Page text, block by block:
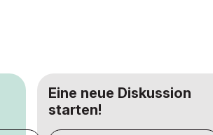
Eine neue Diskussion
starten!